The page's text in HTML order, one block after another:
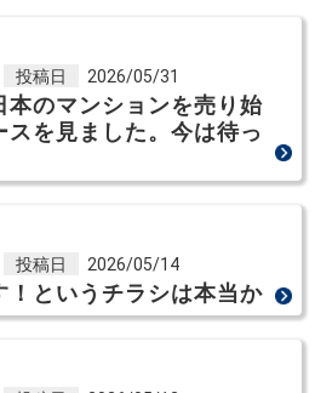
投稿日 2026/05/31
本のマンションを売り始
を見ました。今は待っ
投稿日 2026/05/14
！というチラシは本当か